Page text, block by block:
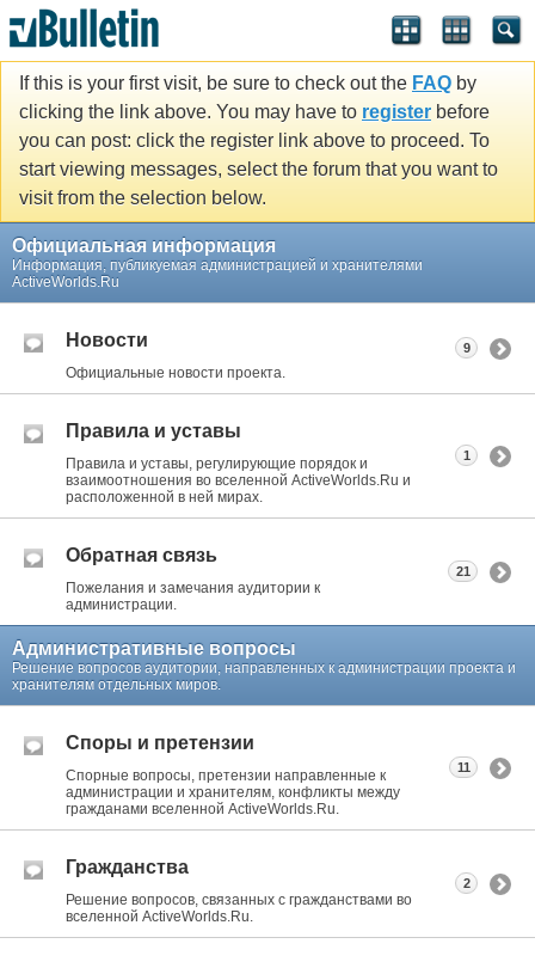
If this is your first visit, be sure to check out the FAQ by
clicking the link above. You may have to register before
you can post: click the register link above to proceed. To
start viewing messages, select the forum that you want to
visit from the selection below.
Официальная информация
Информация, публикуемая администрацией и хранителями
ActiveWorlds.Ru
Новости
Официальные новости проекта.
9
Правила и уставы
Правила и уставы, регулирующие порядок и
взаимоотношения во вселенной ActiveWorlds.Ru и
расположенной в ней мирах.
1
Обратная связь
Пожелания и замечания аудитории к
администрации.
21
Административные вопросы
Решение вопросов аудитории, направленных к администрации проекта и
хранителям отдельных миров.
Споры и претензии
Спорные вопросы, претензии направленные к
администрации и хранителям, конфликты между
гражданами вселенной ActiveWorlds.Ru.
11
Гражданства
Решение вопросов, связанных с гражданствами во
вселенной ActiveWorlds.Ru.
2